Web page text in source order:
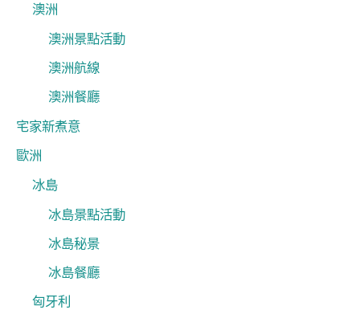
澳洲
澳洲景點活動
澳洲航線
澳洲餐廳
宅家新煮意
歐洲
冰島
冰島景點活動
冰島秘景
冰島餐廳
匈牙利